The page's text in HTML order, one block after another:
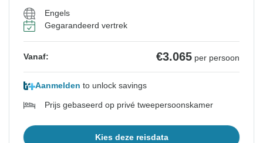
Engels
Gegarandeerd vertrek
Vanaf: €3.065 per persoon
Aanmelden to unlock savings
Prijs gebaseerd op privé tweepersoonskamer
Kies deze reisdata